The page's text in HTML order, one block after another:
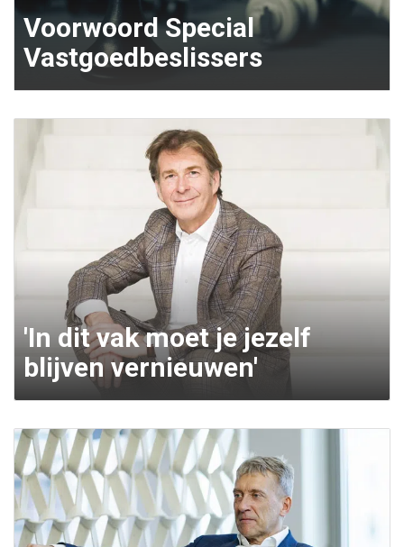
Voorwoord Special
Vastgoedbeslissers
'In dit vak moet je jezelf
blijven vernieuwen'